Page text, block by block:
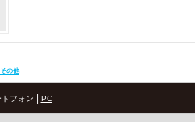
の他
トフォン PC